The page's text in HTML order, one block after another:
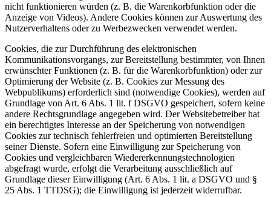
nicht funktionieren würden (z. B. die Warenkorbfunktion oder die
Anzeige von Videos). Andere Cookies können zur Auswertung des
Nutzerverhaltens oder zu Werbezwecken verwendet werden.
Cookies, die zur Durchführung des elektronischen
Kommunikationsvorgangs, zur Bereitstellung bestimmter, von Ihnen
erwünschter Funktionen (z. B. für die Warenkorbfunktion) oder zur
Optimierung der Website (z. B. Cookies zur Messung des
Webpublikums) erforderlich sind (notwendige Cookies), werden auf
Grundlage von Art. 6 Abs. 1 lit. f DSGVO gespeichert, sofern keine
andere Rechtsgrundlage angegeben wird. Der Websitebetreiber hat
ein berechtigtes Interesse an der Speicherung von notwendigen
Cookies zur technisch fehlerfreien und optimierten Bereitstellung
seiner Dienste. Sofern eine Einwilligung zur Speicherung von
Cookies und vergleichbaren Wiedererkennungstechnologien
abgefragt wurde, erfolgt die Verarbeitung ausschließlich auf
Grundlage dieser Einwilligung (Art. 6 Abs. 1 lit. a DSGVO und §
25 Abs. 1 TTDSG); die Einwilligung ist jederzeit widerrufbar.